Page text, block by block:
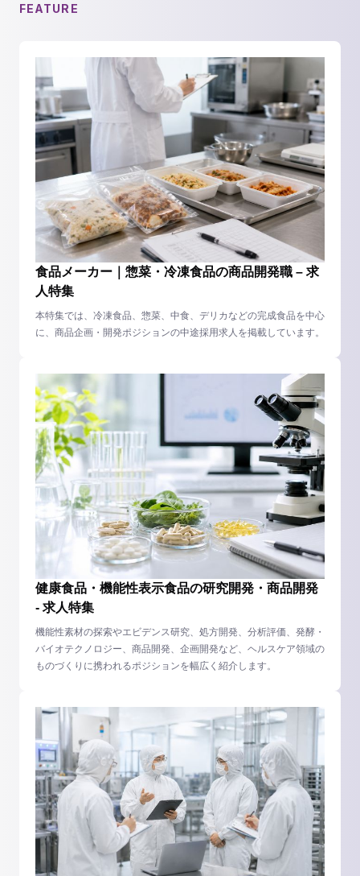
FEATURE
食品メーカー｜惣菜・冷凍食品の商品開発職 – 求
人特集
本特集では、冷凍食品、惣菜、中食、デリカなどの完成食品を中心
に、商品企画・開発ポジションの中途採用求人を掲載しています。
健康食品・機能性表示食品の研究開発・商品開発
- 求人特集
機能性素材の探索やエビデンス研究、処方開発、分析評価、発酵・
バイオテクノロジー、商品開発、企画開発など、ヘルスケア領域の
ものづくりに携われるポジションを幅広く紹介します。